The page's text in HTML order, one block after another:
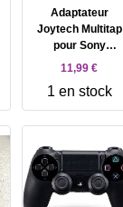
Adaptateur
Joytech Multitap
pour Sony
PlayStation 2
Emplacements
Mémoire
11,99 €
1 en stock